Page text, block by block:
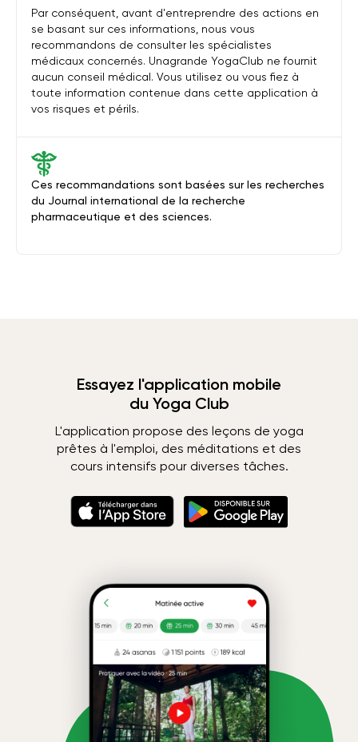
Ces recommandations sont basées sur les recherches
du Journal international de la recherche
pharmaceutique et des sciences.
Par conséquent, avant d'entreprendre des actions en
se basant sur ces informations, nous vous
recommandons de consulter les spécialistes
médicaux concernés. Unagrande YogaClub ne fournit
aucun conseil médical. Vous utilisez ou vous fiez à
toute information contenue dans cette application à
vos risques et périls.
Essayez l'application mobile
du Yoga Club
L'application propose des leçons de yoga
prêtes à l'emploi, des méditations et des
cours intensifs pour diverses tâches.